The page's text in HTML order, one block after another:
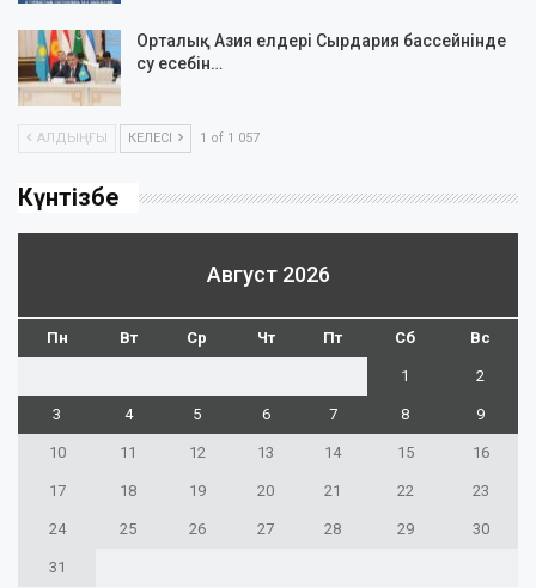
Орталық Азия елдері Сырдария бассейнінде
су есебін…
АЛДЫҢҒЫ КЕЛЕСІ 1 of 1 057
Күнтізбе
Август 2026
Пн Вт Ср Чт Пт Сб Вс
1 2
3 4 5 6 7 8 9
10 11 12 13 14 15 16
17 18 19 20 21 22 23
24 25 26 27 28 29 30
31